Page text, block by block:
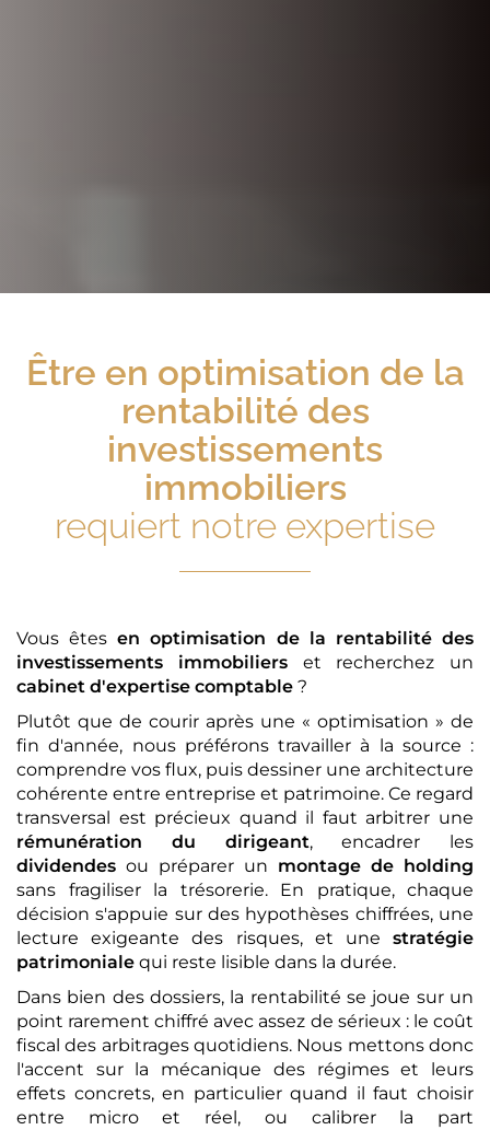
Être en optimisation de la
rentabilité des
investissements
immobiliers
requiert notre expertise
Vous êtesen optimisation de la rentabilité des
investissements immobilierset recherchez un
cabinet d'expertise comptable ?
Plutôt que de courir après une « optimisation » de
fin d'année, nous préférons travailler à la source :
comprendre vos flux, puis dessiner une architecture
cohérente entre entreprise et patrimoine. Ce regard
transversal est précieux quand il faut arbitrer une
rémunération du dirigeant, encadrer les
dividendes ou préparer un montage de holding
sans fragiliser la trésorerie. En pratique, chaque
décision s'appuie sur des hypothèses chiffrées, une
lecture exigeante des risques, et une stratégie
patrimoniale qui reste lisible dans la durée.
Dans bien des dossiers, la rentabilité se joue sur un
point rarement chiffré avec assez de sérieux : le coût
fiscal des arbitrages quotidiens. Nous mettons donc
l'accent sur la mécanique des régimes et leurs
effets concrets, en particulier quand il faut choisir
entre micro et réel, ou calibrer la part